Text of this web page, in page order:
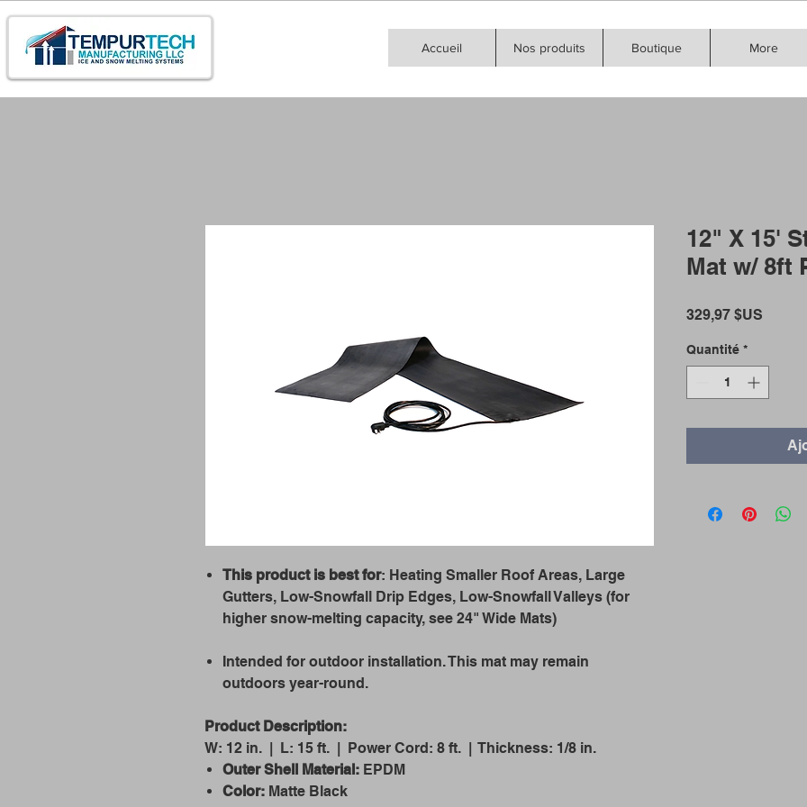
Accueil Nos produits Boutique More
This product is best for: Heating Smaller Roof Areas, Large
Gutters, Low-Snowfall Drip Edges, Low-Snowfall Valleys (for
higher snow-melting capacity, see 24" Wide Mats)
Intended for outdoor installation. This mat may remain
outdoors year-round.
Product Description:
W: 12 in. | L: 15 ft. | Power Cord: 8 ft. | Thickness: 1/8 in.
Outer Shell Material: EPDM
Color: Matte Black
12" X 15'
Mat w/ 8ft
329,97 $US
Quantité *